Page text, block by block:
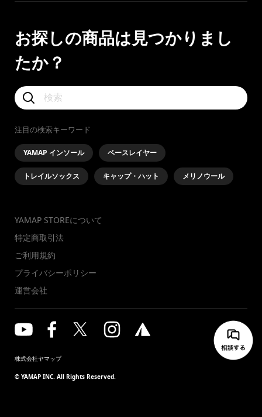
お探しの商品は見つかりまし
たか？
注目の検索キーワード
YAMAP インソール ベースレイヤー
トレイルソックス キャップ・ハット メリノウール
YAMAP STOREについて
特定商取引法
ご利用規約
プライバシーポリシー
運営会社
株式会社ヤマップ
© YAMAP INC. All Rights Reserved.